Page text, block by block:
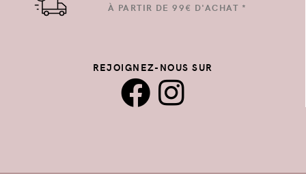
À PARTIR DE 99€ D'ACHAT *
REJOIGNEZ-NOUS SUR